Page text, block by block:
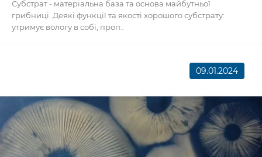
Субстрат - матеріальна база та основа майбутньої
грибниці. Деякі функції та якості хорошого субстрату:
утримує вологу в собі, проп..
09.01.2024